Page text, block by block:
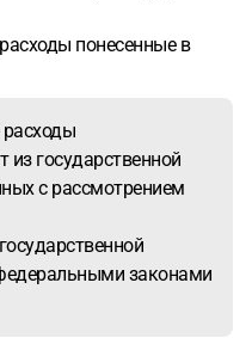
понесенные в
из государственной
с рассмотрением
законами